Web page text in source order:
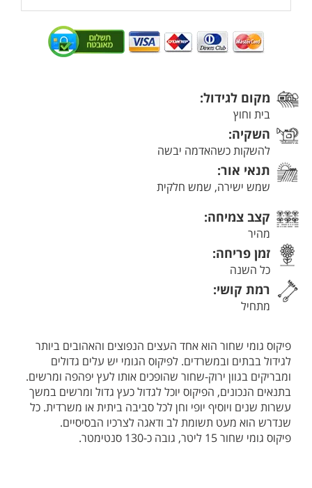
מקום לגידול:
בית וחוץ
השקיה:
להשקות כשהאדמה יבשה
תנאי אור:
שמש ישירה, שמש חלקית
קצב צמיחה:
מהיר
זמן פריחה:
כל השנה
רמת קושי:
מתחיל
פיקוס גומי שחור הוא אחד העצים הנפוצים והאהובים ביותר
לגידול בבתים ובמשרדים. לפיקוס הגומי יש עלים גדולים
ומבריקים בגוון ירוק-שחור שהופכים אותו לעץ יפהפה ומרשים.
בתנאים הנכונים, הפיקוס יוכל לגדול כעץ גדול ומרשים במשך
עשרות שנים ויוסיף יופי וחן לכל סביבה ביתית או משרדית. כל
שנדרש הוא מעט תשומת לב ודאגה לצרכיו הבסיסיים.
פיקוס גומי שחור 15 ליטר, גובה כ-130 סנטימטר.